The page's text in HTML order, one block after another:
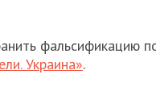
фальсификацию
Украина».